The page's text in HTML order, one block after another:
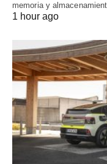
memoria y
1 hour ago